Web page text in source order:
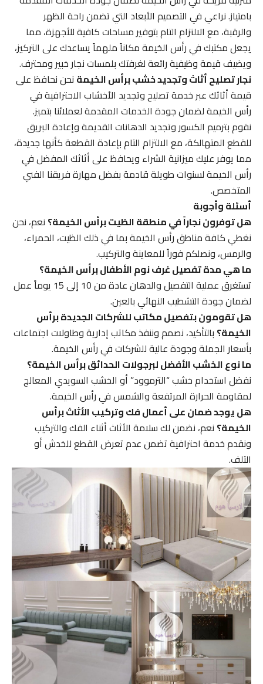
بامتياز. نراعي في التصميم الأبعاد التي تضمن راحة الظهر
والرقبة، مع الالتزام التام بتوفير مساحات كافية للأجهزة، مما
يجعل مكتبك في رأس الخيمة مكاناً ملهماً يساعدك على التركيز،
ويضيف قيمة وظيفية رائعة لغرفتك بلمسات نجار خبير ومحترف.
نجار تصليح أثاث وتجديد خشب برأس الخيمةنحن نحافظ على
قيمة أثاثك عبر خدمة تصليح وتجديد الأخشاب الاحترافية في
رأس الخيمة لضمان جودة الخدمات المقدمة لعملائنا بتميز.
نقوم بترميم الكسور وتجديد الدهانات القديمة وإعادة البريق
للقطع المتهالكة، مع الالتزام التام بإعادة القطعة كأنها جديدة،
مما يوفر عليك ميزانية الشراء ويحافظ على أثاثك المفضل في
رأس الخيمة لسنوات طويلة قادمة بفضل مهارة فريقنا الفني
المتخصص.
أسئلة وأجوبة
هل توفرون نجاراً في منطقة الظيت برأس الخيمة؟نعم، نحن
نغطي كافة مناطق رأس الخيمة بما في ذلك الظيت، الحمراء،
والرمس، ونصلكم فوراً للمعاينة والتركيب.
ما هي مدة تفصيل غرف نوم الأطفال برأس الخيمة؟
تستغرق عملية التفصيل والدهان عادة من 10 إلى 15 يوماً عمل
لضمان جودة التشطيب النهائي بالعين.
هل تقومون بتفصيل مكاتب للشركات الجديدة برأس
الخيمة؟بالتأكيد، نصمم وننفذ مكاتب إدارية وطاولات اجتماعات
بأسعار الجملة وجودة عالية للشركات في رأس الخيمة.
ما نوع الخشب الأفضل لبرجولات الحدائق برأس الخيمة؟
نفضل استخدام خشب “الترموود” أو الخشب السويدي المعالج
لمقاومة الحرارة المرتفعة والشمس في رأس الخيمة.
هل يوجد ضمان على أعمال فك وتركيب الأثاث برأس
الخيمة؟نعم، نضمن لك سلامة الأثاث أثناء الفك والتركيب
ونقدم خدمة احترافية تضمن عدم تعرض القطع للخدش أو
التلف.